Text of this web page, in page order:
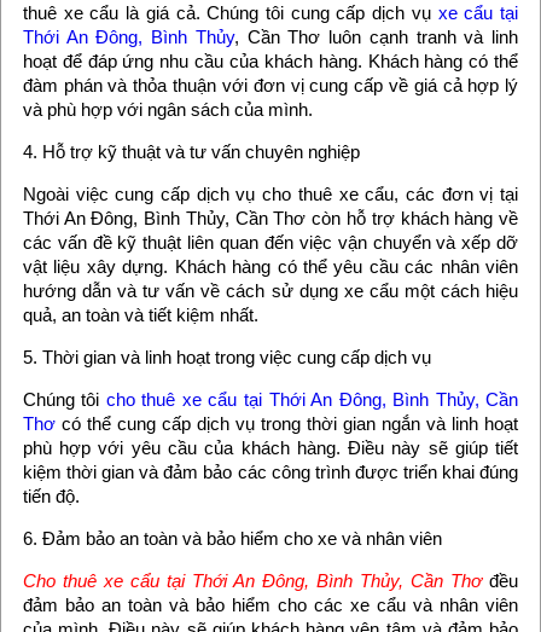
thuê xe cẩu là giá cả. Chúng tôi cung cấp dịch vụ xe cẩu tại
Thới An Đông, Bình Thủy, Cần Thơ luôn cạnh tranh và linh
hoạt để đáp ứng nhu cầu của khách hàng. Khách hàng có thể
đàm phán và thỏa thuận với đơn vị cung cấp về giá cả hợp lý
và phù hợp với ngân sách của mình.
4. Hỗ trợ kỹ thuật và tư vấn chuyên nghiệp
Ngoài việc cung cấp dịch vụ cho thuê xe cẩu, các đơn vị tại
Thới An Đông, Bình Thủy, Cần Thơ còn hỗ trợ khách hàng về
các vấn đề kỹ thuật liên quan đến việc vận chuyển và xếp dỡ
vật liệu xây dựng. Khách hàng có thể yêu cầu các nhân viên
hướng dẫn và tư vấn về cách sử dụng xe cẩu một cách hiệu
quả, an toàn và tiết kiệm nhất.
5. Thời gian và linh hoạt trong việc cung cấp dịch vụ
Chúng tôi cho thuê xe cẩu tại Thới An Đông, Bình Thủy, Cần
Thơcó thể cung cấp dịch vụ trong thời gian ngắn và linh hoạt
phù hợp với yêu cầu của khách hàng. Điều này sẽ giúp tiết
kiệm thời gian và đảm bảo các công trình được triển khai đúng
tiến độ.
6. Đảm bảo an toàn và bảo hiểm cho xe và nhân viên
Cho thuê xe cẩu tại Thới An Đông, Bình Thủy, Cần Thơđều
đảm bảo an toàn và bảo hiểm cho các xe cẩu và nhân viên